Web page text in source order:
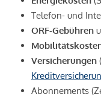
Telefon- und
ORF-Gebühren
Versicherungen
Abonnements